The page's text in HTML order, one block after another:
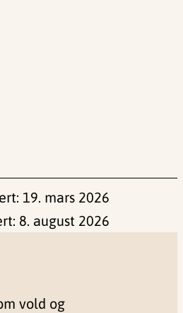
19. mars 2026
8. august 2026
vold og